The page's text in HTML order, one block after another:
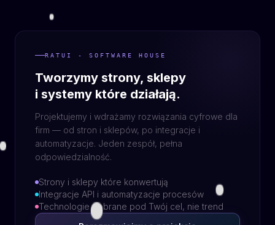
RATUI - SOFTWARE HOUSE
Tworzymy strony, sklepy
i systemy które działają.
Projektujemy i wdrażamy rozwiązania cyfrowe dla
firm — od stron i sklepów, po integracje i
automatyzacje. Jeden zespół, pełna
odpowiedzialność.
Strony i sklepy które konwertują
Integracje API i automatyzacje procesów
Technologie dobrane pod Twój cel, nie trend